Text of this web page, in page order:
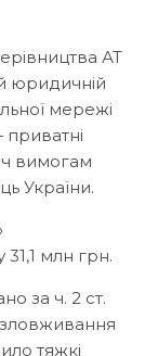
АТ
юридичній
мережі
вимогам
України.
млн грн.
за ч. 2 ст.
тяжкі